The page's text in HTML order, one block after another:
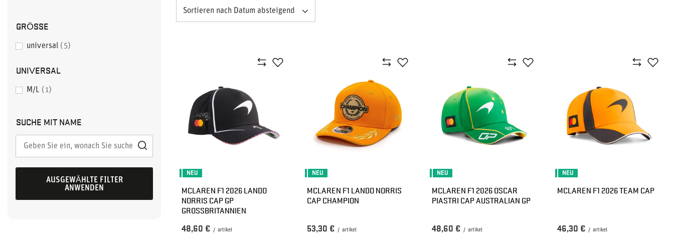
GRÖSSE
universal 5
UNIVERSAL
M/L 1
SUCHE MIT NAME
AUSGEWÄHLTE FILTER
ANWENDEN
Sortieren nach Datum absteigend
NEU
MCLAREN F1 2026 LANDO
NORRIS CAP GP
GROSSBRITANNIEN
48,60 € / artikel
NEU
MCLAREN F1 LANDO NORRIS
CAP CHAMPION
53,30 € / artikel
NEU
MCLAREN F1 2026 OSCAR
PIASTRI CAP AUSTRALIAN GP
48,60 € / artikel
NEU
MCLAREN F1 2026 TEAM CAP
46,30 € / artikel